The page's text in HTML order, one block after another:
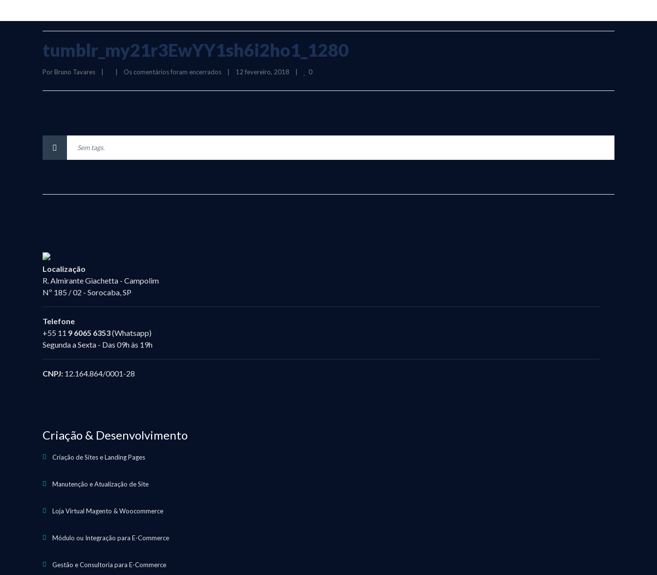
tumblr_my21r3EwYY1sh6i2ho1_1280
Por Bruno Tavares Os comentários foram encerrados 12 fevereiro, 2018 0
Sem tags.
Localização
R. Almirante Giachetta - Campolim
Nº 185 / 02 - Sorocaba, SP
Telefone
+55 11 9 6065 6353(Whatsapp)
Segunda a Sexta - Das 09h às 19h
CNPJ: 12.164.864/0001-28
Criação & Desenvolvimento
Criação de Sites e Landing Pages
Manutenção e Atualização de Site
Loja Virtual Magento & Woocommerce
Módulo ou Integração para E-Commerce
Gestão e Consultoria para E-Commerce